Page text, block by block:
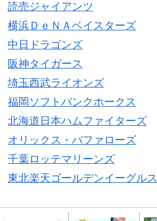
読売ジャイアンツ
横浜ＤｅＮＡベイスターズ
中日ドラゴンズ
阪神タイガース
埼玉西武ライオンズ
福岡ソフトバンクホークス
北海道日本ハムファイターズ
オリックス・バファローズ
千葉ロッテマリーンズ
東北楽天ゴールデンイーグルス